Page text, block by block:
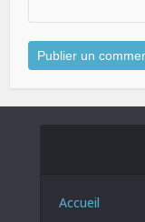
Accueil